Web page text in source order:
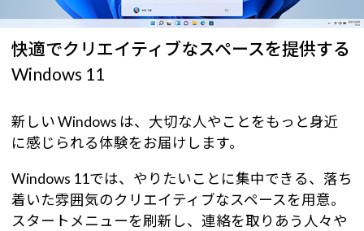
快適でクリエイティブなスペースを提供する
Windows 11
新しい Windows は、大切な人やことをもっと身近
に感じられる体験をお届けします。
Windows 11では、やりたいことに集中できる、落ち
着いた雰囲気のクリエイティブなスペースを用意。
スタートメニューを刷新し、連絡を取りあう人々や